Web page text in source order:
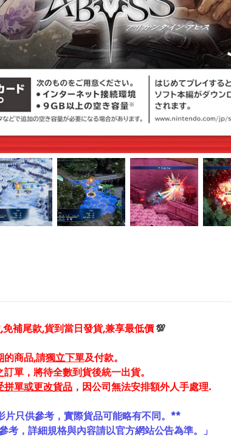
補尾款,貨到當日發貨,兼享最低價 💯
的商品,請獨立下單及付款。
單，將待全數到貨後統一出貨。
拼單或更改貨品 ，因公司無法安排額外人手處理.
片只供參考，實際貨品可能略有不同。**
考，詳細規格與內容請以官方網站公告為準。」